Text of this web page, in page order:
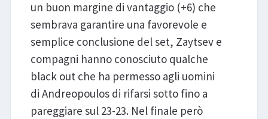
un buon margine di vantaggio (+6) che
sembrava garantire una favorevole e
semplice conclusione del set, Zaytsev e
compagni hanno conosciuto qualche
black out che ha permesso agli uomini
di Andreopoulos di rifarsi sotto fino a
pareggiare sul 23-23. Nel finale però